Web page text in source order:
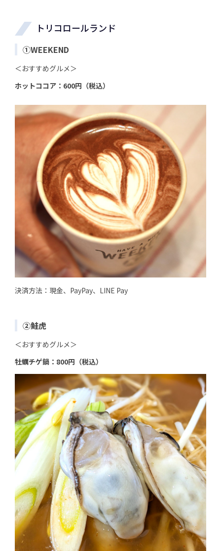
トリコロールランド
①WEEKEND
＜おすすめグルメ＞
ホットココア：600円（税込）
決済方法：現金、PayPay、LINE Pay
②鮭虎
＜おすすめグルメ＞
牡蠣チゲ鍋：800円（税込）